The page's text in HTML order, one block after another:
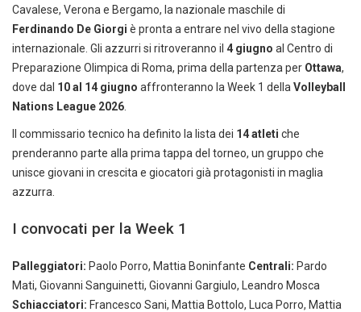
Cavalese, Verona e Bergamo, la nazionale maschile di
Ferdinando De Giorgi è pronta a entrare nel vivo della stagione
internazionale. Gli azzurri si ritroveranno il 4 giugno al Centro di
Preparazione Olimpica di Roma, prima della partenza per Ottawa,
dove dal 10 al 14 giugno affronteranno la Week 1 della Volleyball
Nations League 2026
Il commissario tecnico ha definito la lista dei 14 atleti che
prenderanno parte alla prima tappa del torneo, un gruppo che
unisce giovani in crescita e giocatori già protagonisti in maglia
azzurra.
I convocati per la Week 1
Palleggiatori: Paolo Porro, Mattia Boninfante Centrali: Pardo
Mati, Giovanni Sanguinetti, Giovanni Gargiulo, Leandro Mosca
Schiacciatori: Francesco Sani, Mattia Bottolo, Luca Porro, Mattia